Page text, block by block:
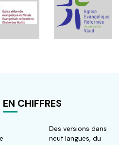
CHIFFRES
Des versions dans
neuf langues, du